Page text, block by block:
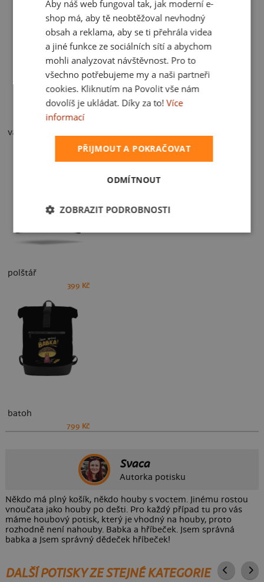
499 Kč
vak
249 Kč
polštář
399 Kč
batoh
799 Kč
Svaca
Autorka potisku
Někdo má plný košík, někdo houby s voctem. Jinému rostou
vnoučata jako houby po dešti. Pro každý případ tu pro vás
máme houbový potisk, který je vhodný na houby, proto
rozhodně není nahouby. Babka a hříbeček. Jsem správná
babka a Jsem správný dědeček hříbeček!
DALŠÍ POTISKY ZE STEJNÉ KATEGORIE
SLOVAK
Aby náš web fungoval tak, jak moderní e-
shop má, aby tě neobtěžoval nevhodný
obsah a reklama, aby se ti přehrála videa
a jiné funkce ze sociálních sítí a abychom
mohli analyzovat návštěvnost. Pro to
všechno potřebujeme my a naši partneři
cookies. Kliknutím na Povolit vše nám
dovolíš je ukládat. Díky za to! Více
informací
PŘIJMOUT A POKRAČOVAT
ODMÍTNOUT
ZOBRAZIT PODROBNOSTI